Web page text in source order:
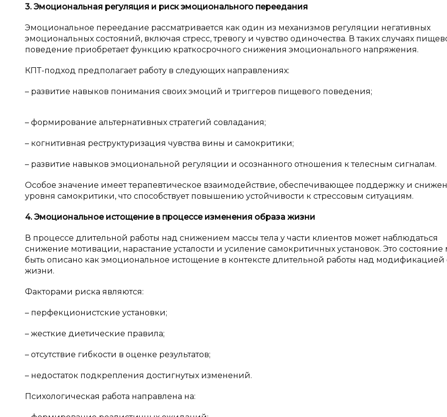
3. Эмоциональная регуляция и риск эмоционального переедания
Эмоциональное переедание рассматривается как один из механизмов регуляции негативных
эмоциональных состояний, включая стресс, тревогу и чувство одиночества. В таких случаях
поведение приобретает функцию краткосрочного снижения эмоционального напряжения.
КПТ-подход предполагает работу в следующих направлениях:
– развитие навыков понимания своих эмоций и триггеров пищевого поведения;
– формирование альтернативных стратегий совладания;
– когнитивная реструктуризация чувства вины и самокритики;
– развитие навыков эмоциональной регуляции и осознанного отношения к телесным сигналам.
Особое значение имеет терапевтическое взаимодействие, обеспечивающее поддержку и
уровня самокритики, что способствует повышению устойчивости к стрессовым ситуациям.
4. Эмоциональное истощение в процессе изменения образа жизни
В процессе длительной работы над снижением массы тела у части клиентов может наблюдаться
снижение мотивации, нарастание усталости и усиление самокритичных установок. Это состояние
быть описано как эмоциональное истощение в контексте длительной работы над модификацией
жизни.
Факторами риска являются:
– перфекционистские установки;
– жесткие диетические правила;
– отсутствие гибкости в оценке результатов;
– недостаток подкрепления достигнутых изменений.
Психологическая работа направлена на: